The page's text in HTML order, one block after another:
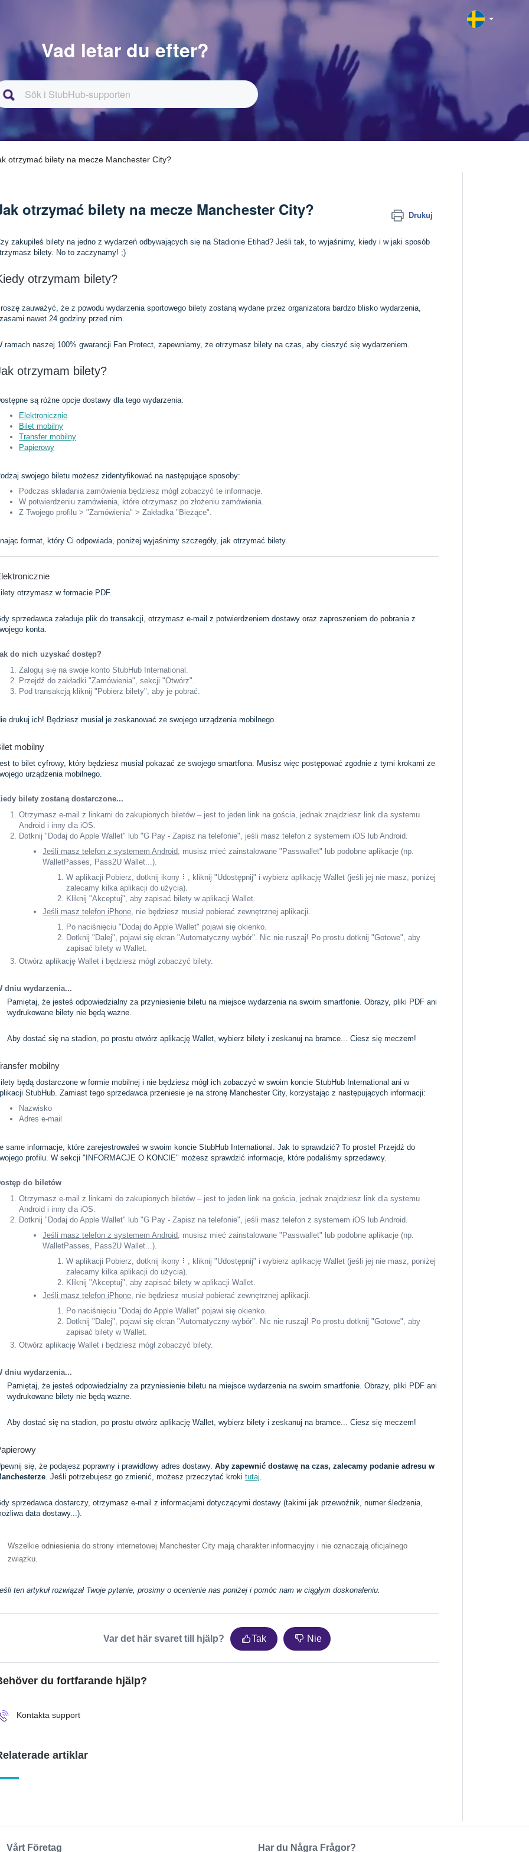
Vad letar du efter?
otrzymać bilety na mecze Manchester City?
otrzymać bilety na mecze Manchester City? Drukuj
zakupiłeś bilety na jedno z wydarzeń odbywających się na Stadionie Etihad? Jeśli tak, to wyjaśnimy, kiedy i w jaki sposób
bilety. No to zaczynamy! ;)
otrzymam bilety?
zauważyć, że z powodu wydarzenia sportowego bilety zostaną wydane przez organizatora bardzo blisko wydarzenia,
nawet 24 godziny przed nim.
ramach naszej 100% gwarancji Fan Protect, zapewniamy, że otrzymasz bilety na czas, aby cieszyć się wydarzeniem.
otrzymam bilety?
są różne opcje dostawy dla tego wydarzenia:
Elektronicznie
Bilet mobilny
Transfer mobilny
Papierowy
swojego biletu możesz zidentyfikować na następujące sposoby:
Podczas składania zamówienia będziesz mógł zobaczyć te informacje.
W potwierdzeniu zamówienia, które otrzymasz po złożeniu zamówienia.
Z Twojego profilu > "Zamówienia" > Zakładka "Bieżące".
format, który Ci odpowiada, poniżej wyjaśnimy szczegóły, jak otrzymać bilety.
otrzymasz w formacie PDF.
sprzedawca załaduje plik do transakcji, otrzymasz e-mail z potwierdzeniem dostawy oraz zaproszeniem do pobrania z
konta.
do nich uzyskać dostęp?
Zaloguj się na swoje konto StubHub International.
Przejdź do zakładki "Zamówienia", sekcji "Otwórz".
Pod transakcją kliknij "Pobierz bilety", aby je pobrać.
drukuj ich! Będziesz musiał je zeskanować ze swojego urządzenia mobilnego.
mobilny
to bilet cyfrowy, który będziesz musiał pokazać ze swojego smartfona. Musisz więc postępować zgodnie z tymi krokami ze
urządzenia mobilnego.
bilety zostaną dostarczone...
Otrzymasz e-mail z linkami do zakupionych biletów – jest to jeden link na gościa, jednak znajdziesz link dla systemu
Android i inny dla iOS.
Dotknij "Dodaj do Apple Wallet" lub "G Pay - Zapisz na telefonie", jeśli masz telefon z systemem iOS lub Android.
Jeśli masz telefon z systemem Android, musisz mieć zainstalowane "Passwallet" lub podobne aplikacje (np.
WalletPasses, Pass2U Wallet...).
W aplikacji Pobierz, dotknij ikony ⠇, kliknij "Udostępnij" i wybierz aplikację Wallet (jeśli jej nie masz, poniżej
zalecamy kilka aplikacji do użycia).
Kliknij "Akceptuj", aby zapisać bilety w aplikacji Wallet.
Jeśli masz telefon iPhone, nie będziesz musiał pobierać zewnętrznej aplikacji.
Po naciśnięciu "Dodaj do Apple Wallet" pojawi się okienko.
Dotknij "Dalej", pojawi się ekran "Automatyczny wybór". Nic nie ruszaj! Po prostu dotknij "Gotowe", aby
zapisać bilety w Wallet.
Otwórz aplikację Wallet i będziesz mógł zobaczyć bilety.
dniu wydarzenia...
Pamiętaj, że jesteś odpowiedzialny za przyniesienie biletu na miejsce wydarzenia na swoim smartfonie. Obrazy, pliki PDF ani
wydrukowane bilety nie będą ważne.
Aby dostać się na stadion, po prostu otwórz aplikację Wallet, wybierz bilety i zeskanuj na bramce... Ciesz się meczem!
mobilny
będą dostarczone w formie mobilnej i nie będziesz mógł ich zobaczyć w swoim koncie StubHub International ani w
StubHub. Zamiast tego sprzedawca przeniesie je na stronę Manchester City, korzystając z następujących informacji:
Nazwisko
Adres e-mail
same informacje, które zarejestrowałeś w swoim koncie StubHub International. Jak to sprawdzić? To proste! Przejdź do
profilu. W sekcji "INFORMACJE O KONCIE" możesz sprawdzić informacje, które podaliśmy sprzedawcy.
do biletów
Otrzymasz e-mail z linkami do zakupionych biletów – jest to jeden link na gościa, jednak znajdziesz link dla systemu
Android i inny dla iOS.
Dotknij "Dodaj do Apple Wallet" lub "G Pay - Zapisz na telefonie", jeśli masz telefon z systemem iOS lub Android.
Jeśli masz telefon z systemem Android, musisz mieć zainstalowane "Passwallet" lub podobne aplikacje (np.
WalletPasses, Pass2U Wallet...).
W aplikacji Pobierz, dotknij ikony ⠇, kliknij "Udostępnij" i wybierz aplikację Wallet (jeśli jej nie masz, poniżej
zalecamy kilka aplikacji do użycia).
Kliknij "Akceptuj", aby zapisać bilety w aplikacji Wallet.
Jeśli masz telefon iPhone, nie będziesz musiał pobierać zewnętrznej aplikacji.
Po naciśnięciu "Dodaj do Apple Wallet" pojawi się okienko.
Dotknij "Dalej", pojawi się ekran "Automatyczny wybór". Nic nie ruszaj! Po prostu dotknij "Gotowe", aby
zapisać bilety w Wallet.
Otwórz aplikację Wallet i będziesz mógł zobaczyć bilety.
dniu wydarzenia...
Pamiętaj, że jesteś odpowiedzialny za przyniesienie biletu na miejsce wydarzenia na swoim smartfonie. Obrazy, pliki PDF ani
wydrukowane bilety nie będą ważne.
Aby dostać się na stadion, po prostu otwórz aplikację Wallet, wybierz bilety i zeskanuj na bramce... Ciesz się meczem!
się, że podajesz poprawny i prawidłowy adres dostawy.Aby zapewnić dostawę na czas, zalecamy podanie adresu w
. Jeśli potrzebujesz go zmienić, możesz przeczytać krokitutaj.
sprzedawca dostarczy, otrzymasz e-mail z informacjami dotyczącymi dostawy (takimi jak przewoźnik, numer śledzenia,
data dostawy...).
Wszelkie odniesienia do strony internetowej Manchester City mają charakter informacyjny i nie oznaczają oficjalnego
związku.
ten artykuł rozwiązał Twoje pytanie, prosimy o ocenienie nas poniżej i pomóc nam w ciągłym doskonaleniu.
Var det här svaret till hjälp? Tak Nie
du fortfarande hjälp?
Kontakta support
artiklar
Vårt Företag Har du Några Frågor?